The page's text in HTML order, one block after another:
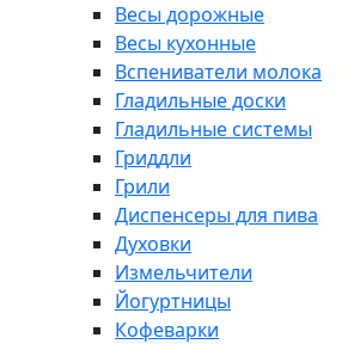
Весы дорожные
Весы кухонные
Вспениватели молока
Гладильные доски
Гладильные системы
Гриддли
Грили
Диспенсеры для пива
Духовки
Измельчители
Йогуртницы
Кофеварки